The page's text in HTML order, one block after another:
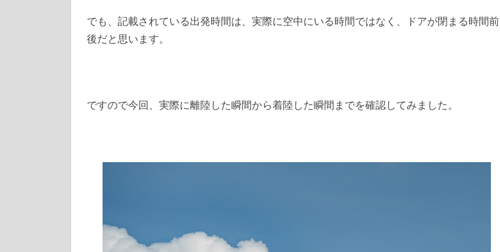
でも、記載されている出発時間は、実際に空中にいる時間ではなく、ドアが閉まる時間前
後だと思います。
ですので今回、実際に離陸した瞬間から着陸した瞬間までを確認してみました。